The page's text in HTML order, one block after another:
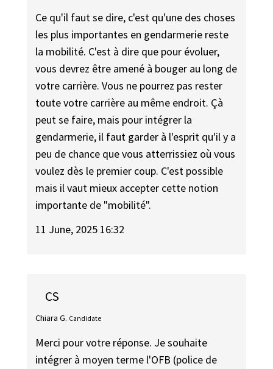
Ce qu'il faut se dire, c'est qu'une des choses
les plus importantes en gendarmerie reste
la mobilité. C'est à dire que pour évoluer,
vous devrez être amené à bouger au long de
votre carrière. Vous ne pourrez pas rester
toute votre carrière au même endroit. Çà
peut se faire, mais pour intégrer la
gendarmerie, il faut garder à l'esprit qu'il y a
peu de chance que vous atterrissiez où vous
voulez dès le premier coup. C'est possible
mais il vaut mieux accepter cette notion
importante de "mobilité".
11 June, 2025 16:32
CS
Chiara G. Candidate
Merci pour votre réponse. Je souhaite
intégrer à moyen terme l'OFB (police de